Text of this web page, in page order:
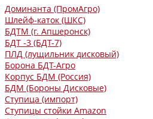
Доминанта (ПромАгро)
Шлейф-каток (ШКС)
БДТМ (г. Апшеронск)
БДТ -3 (БДТ-7)
ПЛД (лущильник дисковый)
Борона БДТ-Агро
Корпус БДМ (Россия)
БДМ (Бороны Дисковые)
Ступица (импорт)
Ступицы стойки Amazon